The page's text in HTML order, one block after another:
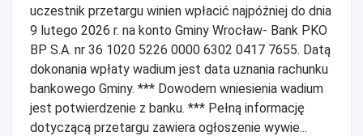
uczestnik przetargu winien wpłacić najpóźniej do dnia
9 lutego 2026 r. na konto Gminy Wrocław- Bank PKO
BP S.A. nr 36 1020 5226 0000 6302 0417 7655. Datą
dokonania wpłaty wadium jest data uznania rachunku
bankowego Gminy. *** Dowodem wniesienia wadium
jest potwierdzenie z banku. *** Pełną informację
dotyczącą przetargu zawiera ogłoszenie wywie...